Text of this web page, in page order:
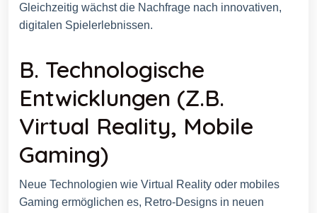
Gleichzeitig wächst die Nachfrage nach innovativen,
digitalen Spielerlebnissen.
B. Technologische
Entwicklungen (z.B.
Virtual Reality, Mobile
Gaming)
Neue Technologien wie Virtual Reality oder mobiles
Gaming ermöglichen es, Retro-Designs in neuen